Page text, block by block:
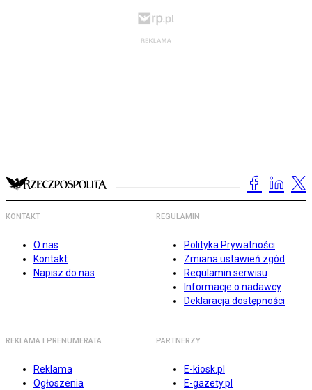
KONTAKT
O nas
Kontakt
Napisz do nas
REGULAMIN
Polityka Prywatności
Zmiana ustawień zgód
Regulamin serwisu
Informacje o nadawcy
Deklaracja dostępności
REKLAMA I PRENUMERATA
Reklama
Ogłoszenia
PARTNERZY
E-kiosk.pl
E-gazety.pl